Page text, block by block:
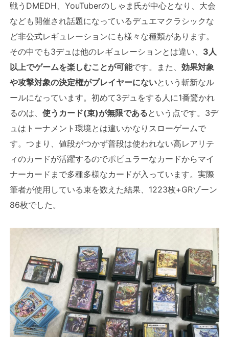
戦うDMEDH、YouTuberのしゃま氏が中心となり、大会
なども開催され話題になっているデュエマクラシックな
ど非公式レギュレーションにも様々な種類があります。
その中でも3デュは他のレギュレーションとは違い、 3人
以上でゲームを楽しむことが可能です。また、 効果対象
や攻撃対象の決定権がプレイヤーにないという斬新なル
ールになっています。初めて3デュをする人に1番驚かれ
るのは、 使うカード(束)が無限であるという点です。3デ
ュはトーナメント環境とは違いかなりスローゲームで
す。つまり、値段がつかず普段は使われない高レアリテ
ィのカードが活躍するのでポピュラーなカードからマイ
ナーカードまで多種多様なカードが入っています。実際
筆者が使用している束を数えた結果、1223枚+GRゾーン
86枚でした。